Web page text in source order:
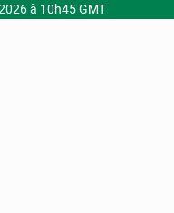
à 10h45 GMT